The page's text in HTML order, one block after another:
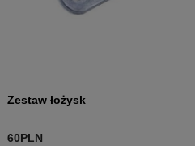
Zestaw łożysk
60PLN